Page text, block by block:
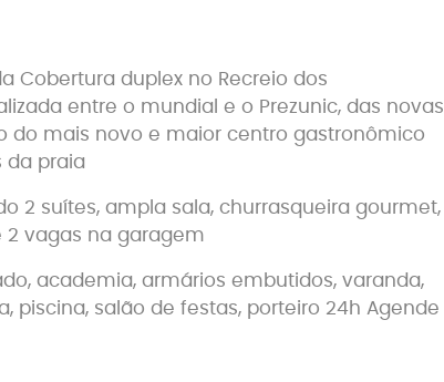
Cobertura duplex no Recreio dos
entre o mundial e o Prezunic, das novas
do mais novo e maior centro gastronômico
da praia
2 suítes, ampla sala, churrasqueira gourmet,
2 vagas na garagem
academia, armários embutidos, varanda,
piscina, salão de festas, porteiro 24h Agende